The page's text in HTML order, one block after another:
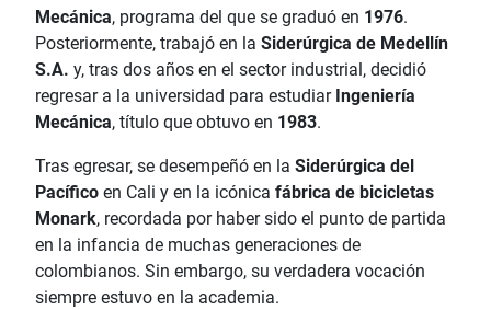
Mecánica, programa del que se graduó en 1976.
Posteriormente, trabajó en la Siderúrgica de Medellín
S.A. y, tras dos años en el sector industrial, decidió
regresar a la universidad para estudiar Ingeniería
Mecánica, título que obtuvo en 1983.
Tras egresar, se desempeñó en la Siderúrgica del
Pacífico en Cali y en la icónica fábrica de bicicletas
Monark, recordada por haber sido el punto de partida
en la infancia de muchas generaciones de
colombianos. Sin embargo, su verdadera vocación
siempre estuvo en la academia.